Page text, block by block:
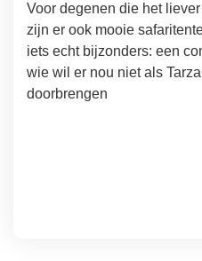
Voor degenen die het
zijn er ook mooie
iets echt bijzonders: een
wie wil er nou niet als
doorbrengen